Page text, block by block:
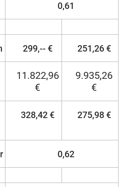
0,61
299,-- € 251,26 €
11.822,96
€
9.935,26
€
328,42 € 275,98 €
0,62